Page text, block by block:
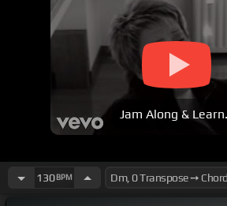
Jam Along &
130BPM